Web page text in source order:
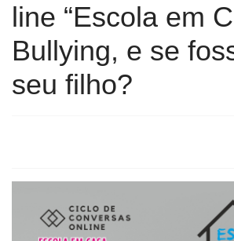
line “Escola em
Bullying, e se
seu filho?